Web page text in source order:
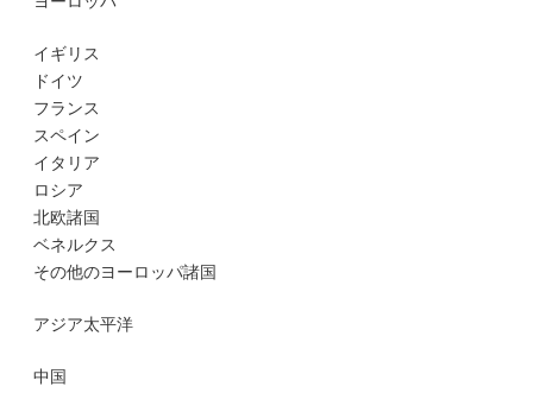
イギリス
ドイツ
フランス
スペイン
イタリア
ロシア
北欧諸国
ベネルクス
その他のヨーロッパ諸国
アジア太平洋
中国